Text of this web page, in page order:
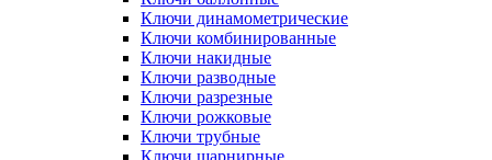
Ключи динамометрические
Ключи комбинированные
Ключи накидные
Ключи разводные
Ключи разрезные
Ключи рожковые
Ключи трубные
Ключи шарнирные